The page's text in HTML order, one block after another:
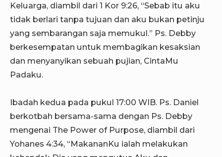
Keluarga, diambil dari 1 Kor 9:26, “Sebab itu aku
tidak berlari tanpa tujuan dan aku bukan petinju
yang sembarangan saja memukul.” Ps. Debby
berkesempatan untuk membagikan kesaksian
dan menyanyikan sebuah pujian, CintaMu
Padaku.
Ibadah kedua pada pukul 17:00 WIB. Ps. Daniel
berkotbah bersama-sama dengan Ps. Debby
mengenai The Power of Purpose, diambil dari
Yohanes 4:34, “MakananKu ialah melakukan